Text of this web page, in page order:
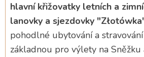
hlavní křižovatky letních a
lanovky a sjezdovky
pohodlné ubytování a
základnou pro výlety na